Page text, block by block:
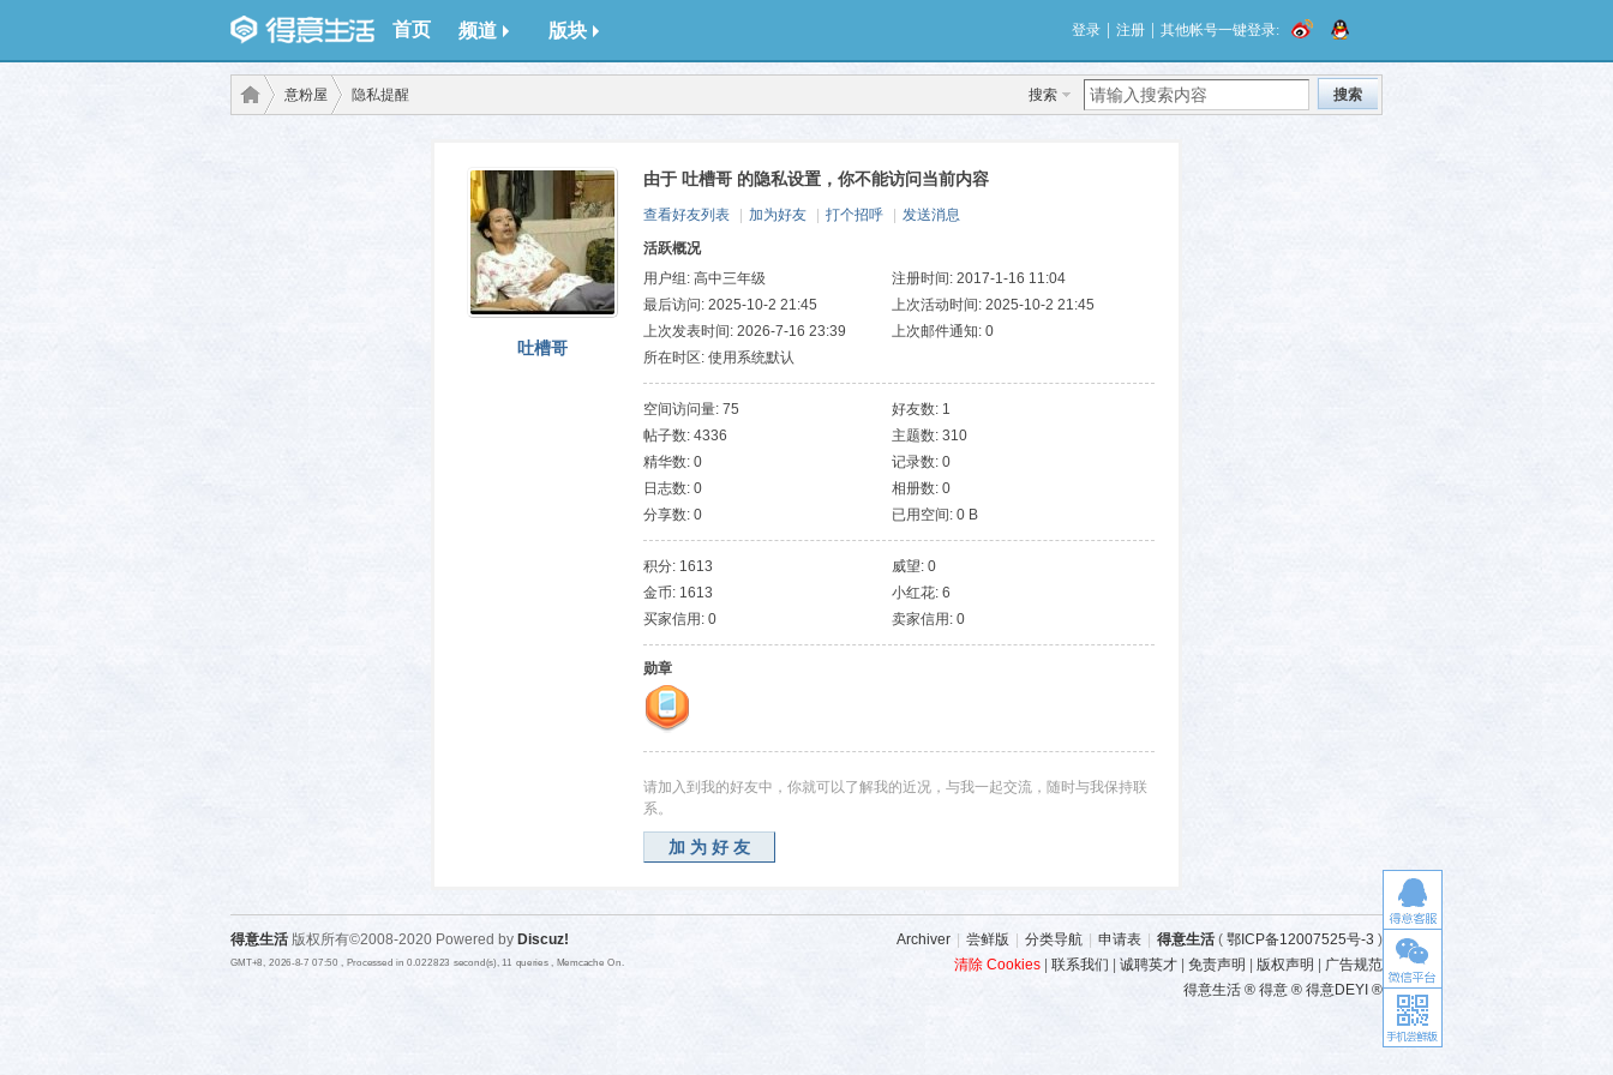
首页 频道 版块 登录 注册 其他帐号一键登录:
搜索 搜索
武汉
意粉屋 隐私提醒
吐槽哥
由于 吐槽哥 的隐私设置，你不能访问当前内容
查看好友列表 加为好友 打个招呼
发送消息
活跃概况
用户组: 高中三年级
注册时间: 2017-1-16 11:04
最后访问: 2025-10-2 21:45
上次活动时间: 2025-10-2 21:45
上次发表时间: 2026-7-16 23:39
上次邮件通知: 0
所在时区: 使用系统默认
空间访问量: 75
好友数: 1
帖子数: 4336
主题数: 310
精华数: 0
记录数: 0
日志数: 0
相册数: 0
分享数: 0
已用空间: 0 B
积分: 1613
威望: 0
金币: 1613
小红花: 6
买家信用: 0
卖家信用: 0
勋章
请加入到我的好友中，你就可以了解我的近况，与我一起交流，随时与我保持联
系。
加为好友
Archiver 尝鲜版 分类导航 申请表 得意生活 ( 鄂ICP备12007525号-3 )
清除 Cookies
联系我们 诚聘英才 免责声明 版权声明
广告规范
得意生活 ® 得意 ® 得意DEYI ®
得意生活 版权所有©2008-2020 Powered by Discuz!
GMT+8, 2026-8-7 07:50 , Processed in 0.022823 second(s), 11 queries , Memcache On.